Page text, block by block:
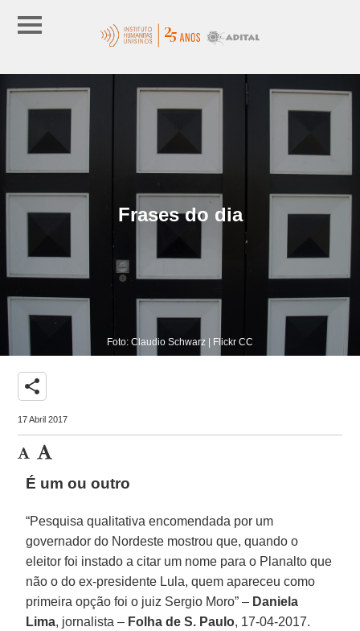
Frases do dia
Foto: Claudio Schwarz | Flickr CC
share
17 Abril 2017
É um ou outro
“Pesquisa qualitativa encomendada por um
governador do Nordeste mostrou que, quando o
eleitor foi instado a citar um nome para o Planalto que
não o do ex-presidente Lula, quem apareceu como
primeira opção foi o juiz Sergio Moro” – Daniela
Lima, jornalista – Folha de S. Paulo, 17-04-2017.